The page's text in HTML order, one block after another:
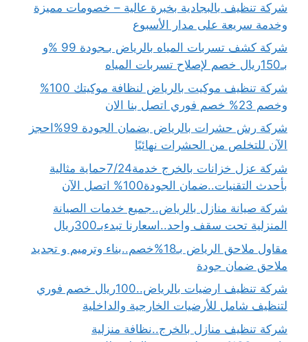
شركة تنظيف بالبجادية بخبرة عالية – خصومات مميزة
وخدمة سريعة على مدار الأسبوع
شركة كشف تسربات المياه بالرياض بـجودة 99 %و
بـ150ريال خصم لإصلاح تسربات المياه
شركة تنظيف موكيت بالرياض لنظافة موكيتك 100%
وخصم 23% خصم فوري اتصل بنا الان
شركة رش حشرات بالرياض بضمان الجودة 99%احجز
الآن للتخلص من الحشرات نهائيًا
شركة عزل خزانات بالخرج خدمة7/24حماية مثالية
بأحدث التقنيات..ضمان الجودة100% اتصل الآن
شركة صيانة منازل بالرياض..جميع خدمات الصيانة
المنزلية تحت سقف واحد..اسعارنا تبدءبـ300ريال
مقاول ملاحق الرياض بـ18%خصم..بناء وترميم و تجديد
ملاحق ضمان جودة
شركة تنظيف ارضيات بالرياض..100ريال خصم فوري
لتنظيف شامل للأرضيات الخارجية والداخلية
شركة تنظيف منازل بالخرج..نظافة منزلية